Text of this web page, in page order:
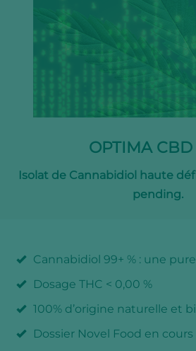
OPTIMA CBD
Isolat de Cannabidiol haute
pending.
Cannabidiol 99+ % : une
Dosage THC < 0,00 %
100% d’origine naturelle et
Dossier Novel Food en cours